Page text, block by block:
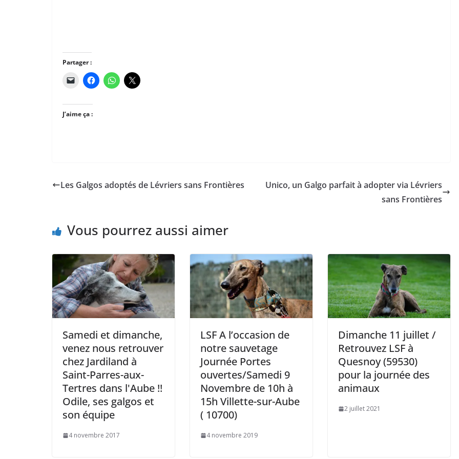
Partager :
J’aime ça :
Les Galgos adoptés de Lévriers sans Frontières
Unico, un Galgo parfait à adopter via Lévriers
sans Frontières
Vous pourrez aussi aimer
Samedi et dimanche,
venez nous retrouver
chez Jardiland à
Saint-Parres-aux-
Tertres dans l'Aube !!
Odile, ses galgos et
son équipe
4 novembre 2017
LSF A l’occasion de
notre sauvetage
Journée Portes
ouvertes/Samedi 9
Novembre de 10h à
15h Villette-sur-Aube
( 10700)
4 novembre 2019
Dimanche 11 juillet /
Retrouvez LSF à
Quesnoy (59530)
pour la journée des
animaux
2 juillet 2021